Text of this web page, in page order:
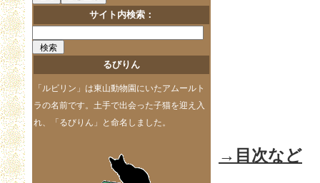
→目次など
サイト内検索：
るびりん
「ルビリン」は東山動物園にいたアムールト
ラの名前です。土手で出会った子猫を迎え入
れ、「るびりん」と命名しました。